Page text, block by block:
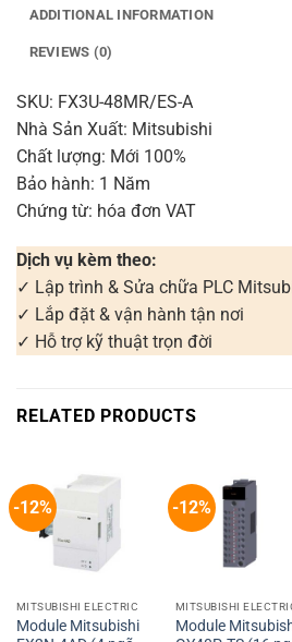
ADDITIONAL INFORMATION
REVIEWS (0)
SKU: FX3U-48MR/ES-A
Nhà Sản Xuất: Mitsubishi
Chất lượng: Mới 100%
Bảo hành: 1 Năm
Chứng từ: hóa đơn VAT
Dịch vụ kèm theo:
✓ Lập trình & Sửa chữa PLC
✓ Lắp đặt & vận hành tận nơi
✓ Hỗ trợ kỹ thuật trọn đời
RELATED PRODUCTS
-12%
MITSUBISHI ELECTRIC
Module Mitsubishi
-12%
MITSUBISHI
Module